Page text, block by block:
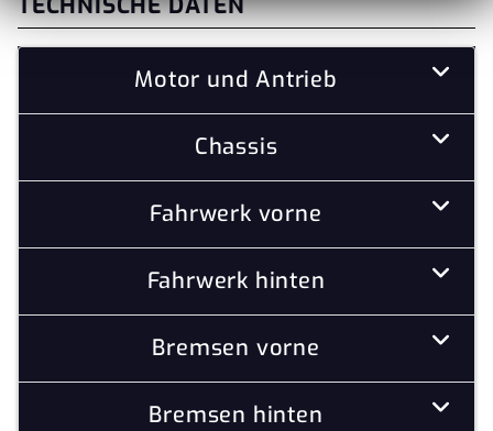
Motor und Antrieb
Chassis
Fahrwerk vorne
Fahrwerk hinten
Bremsen vorne
Bremsen hinten